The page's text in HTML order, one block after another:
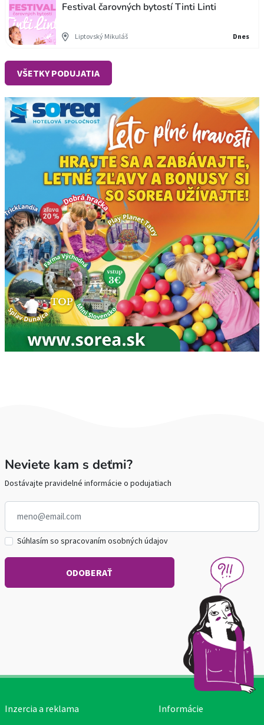
Festival čarovných bytostí Tinti Linti
Liptovský Mikuláš Dnes
VŠETKY PODUJATIA
Neviete kam s deťmi?
Dostávajte pravidelné informácie o podujatiach
Súhlasím so spracovaním osobných údajov
Inzercia a reklama Informácie